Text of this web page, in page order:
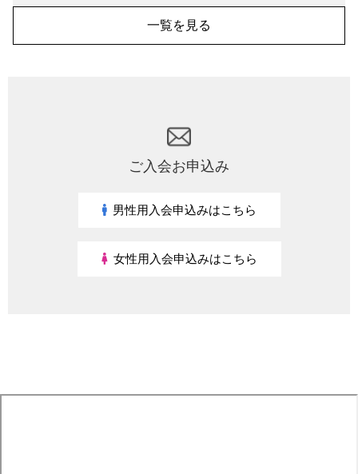
一覧を見る
ご入会お申込み
男性用入会申込みはこちら
女性用入会申込みはこちら